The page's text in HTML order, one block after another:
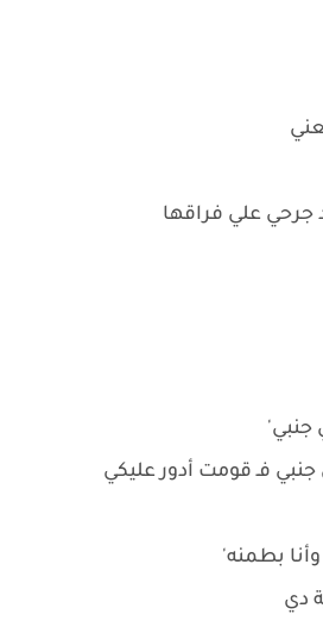
جرحي علي فراقها
جنبي'
فـ قومت أدور عليكي
بطمنه'
دي